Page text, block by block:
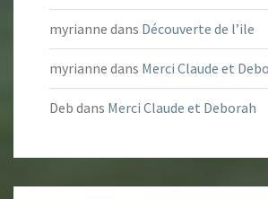
myrianne dans Découverte de l’ile
myrianne dans Merci Claude et
Deb dans Merci Claude et Deborah